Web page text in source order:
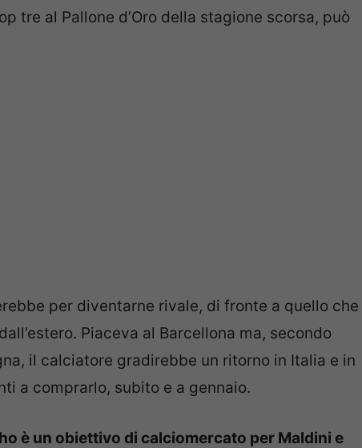
tre al Pallone d’Oro della stagione scorsa, può
per diventarne rivale, di fronte a quello che
Piaceva al Barcellona ma, secondo
il calciatore gradirebbe un ritorno in Italia e in
a comprarlo, subito e a gennaio.
è un obiettivo di calciomercato per Maldini e